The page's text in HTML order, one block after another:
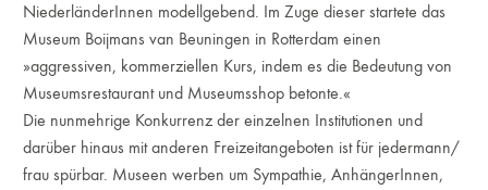
NiederländerInnen modellgebend. Im Zuge dieser startete das
Museum Boijmans van Beuningen in Rotterdam einen
»aggressiven, kommerziellen Kurs, indem es die Bedeutung von
Museumsrestaurant und Museumsshop betonte.«
Die nunmehrige Konkurrenz der einzelnen Institutionen und
darüber hinaus mit anderen Freizeitangeboten ist für jedermann/
frau spürbar. Museen werben um Sympathie, AnhängerInnen,